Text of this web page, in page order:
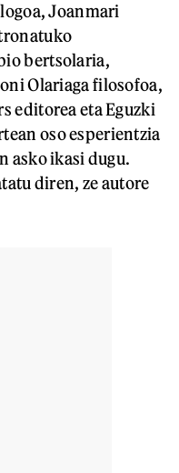
Joanmari
bertsolaria,
Olariaga filosofoa,
editorea eta Eguzki
oso esperientzia
asko ikasi dugu.
diren, ze autore